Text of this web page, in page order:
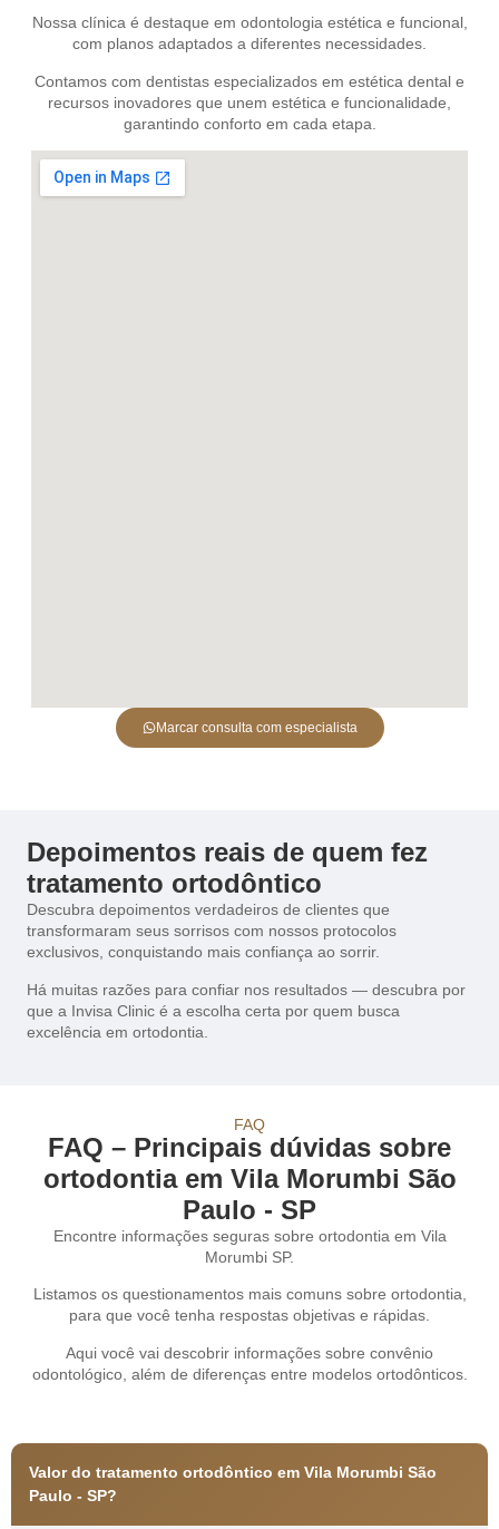
Nossa clínica é destaque em odontologia estética e funcional,
com planos adaptados a diferentes necessidades.
Contamos com dentistas especializados em estética dental e
recursos inovadores que unem estética e funcionalidade,
garantindo conforto em cada etapa.
Marcar consulta com especialista
Depoimentos reais de quem fez
tratamento ortodôntico
Descubra depoimentos verdadeiros de clientes que
transformaram seus sorrisos com nossos protocolos
exclusivos, conquistando mais confiança ao sorrir.
Há muitas razões para confiar nos resultados — descubra por
que a Invisa Clinic é a escolha certa por quem busca
excelência em ortodontia.
FAQ
FAQ – Principais dúvidas sobre
ortodontia em Vila Morumbi São
Paulo - SP
Encontre informações seguras sobre ortodontia em Vila
Morumbi SP.
Listamos os questionamentos mais comuns sobre ortodontia,
para que você tenha respostas objetivas e rápidas.
Aqui você vai descobrir informações sobre convênio
odontológico, além de diferenças entre modelos ortodônticos.
Valor do tratamento ortodôntico em Vila Morumbi São
Paulo - SP?